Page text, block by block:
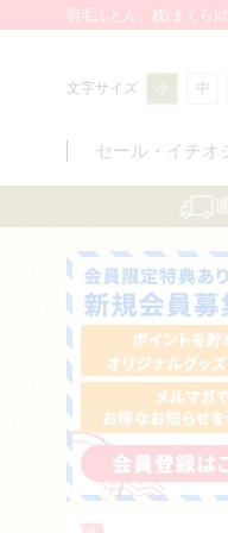
羽毛ふとん、枕(まくら)
文字サイズ 小 中
セール・ イチオ